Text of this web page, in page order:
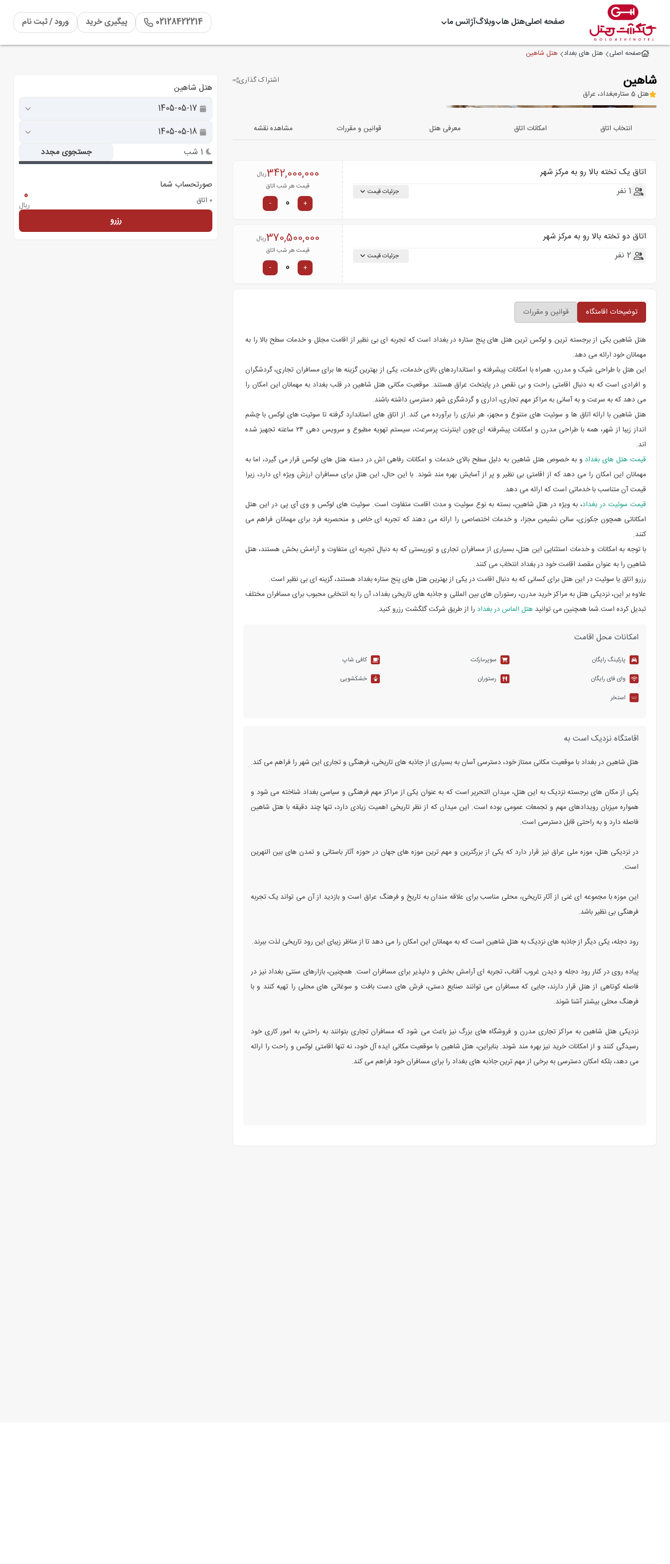
صفحه اصلیهتل ها وبلاگآژانس ما 02128422214 پیگیری خرید ورود / ثبت نام
صفحه اصلی هتل های بغداد هتل شاهین
شاهین
هتل 5 ستاره بغداد، عراق
اشتراک گذاری
انتخاب اتاق امکانات اتاق معرفی هتل قوانین و مقررات مشاهده نقشه
اتاق یک تخته بالا رو به مرکز شهر
1 نفر
جزئیات قیمت
342,000,000ریال
قیمت هر شب اتاق
+
-
اتاق دو تخته بالا رو به مرکز شهر
2 نفر
جزئیات قیمت
370,500,000ریال
قیمت هر شب اتاق
+
-
توضیحات اقامتگاه قوانین و مقررات
هتل شاهین یکی از برجسته ترین و لوکس ترین هتل های پنج ستاره در بغداد است که تجربه ای بی نظیر از اقامت مجلل و خدمات سطح بالا را به
مهمانان خود ارائه می دهد.
این هتل با طراحی شیک و مدرن، همراه با امکانات پیشرفته و استانداردهای بالای خدمات، یکی از بهترین گزینه ها برای مسافران تجاری، گردشگران
و افرادی است که به دنبال اقامتی راحت و بی نقص در پایتخت عراق هستند. موقعیت مکانی هتل شاهین در قلب بغداد به مهمانان این امکان را
می دهد که به سرعت و به آسانی به مراکز مهم تجاری، اداری و گردشگری شهر دسترسی داشته باشند.
هتل شاهین با ارائه اتاق ها و سوئیت های متنوع و مجهز، هر نیازی را برآورده می کند. از اتاق های استاندارد گرفته تا سوئیت های لوکس با چشم
انداز زیبا از شهر، همه با طراحی مدرن و امکانات پیشرفته ای چون اینترنت پرسرعت، سیستم تهویه مطبوع و سرویس دهی ۲۴ ساعته تجهیز شده
اند.
قیمت هتل های بغدادو به خصوص هتل شاهین به دلیل سطح بالای خدمات و امکانات رفاهی اش در دسته هتل های لوکس قرار می گیرد، اما به
مهمانان این امکان را می دهد که از اقامتی بی نظیر و پر از آسایش بهره مند شوند. با این حال، این هتل برای مسافران ارزش ویژه ای دارد، زیرا
قیمت آن متناسب با خدماتی است که ارائه می دهد.
قیمت سوئیت در بغداد، به ویژه در هتل شاهین، بسته به نوع سوئیت و مدت اقامت متفاوت است. سوئیت های لوکس و وی آی پی در این هتل
امکاناتی همچون جکوزی، سالن نشیمن مجزا، و خدمات اختصاصی را ارائه می دهند که تجربه ای خاص و منحصربه فرد برای مهمانان فراهم می
کنند.
با توجه به امکانات و خدمات استثنایی این هتل، بسیاری از مسافران تجاری و توریستی که به دنبال تجربه ای متفاوت و آرامش بخش هستند، هتل
شاهین را به عنوان مقصد اقامت خود در بغداد انتخاب می کنند.
رزرو اتاق یا سوئیت در این هتل برای کسانی که به دنبال اقامت در یکی از بهترین هتل های پنج ستاره بغداد هستند، گزینه ای بی نظیر است.
علاوه بر این، نزدیکی هتل به مراکز خرید مدرن، رستوران های بین المللی و جاذبه های تاریخی بغداد، آن را به انتخابی محبوب برای مسافران مختلف
تبدیل کرده است.شما همچنین می توانید هتل الماس در بغداد را از طریق شرکت گلگشت رزرو کنید.
امکانات محل اقامت
پارکینگ رایگان سوپرمارکت
کافی شاپ
وای فای رایگان
رستوران
خشکشویی
استخر
اقامتگاه نزدیک است به
هتل شاهین در بغداد با موقعیت مکانی ممتاز خود، دسترسی آسان به بسیاری از جاذبه های تاریخی، فرهنگی و تجاری این شهر را فراهم می کند.
یکی از مکان های برجسته نزدیک به این هتل، میدان التحریر است که به عنوان یکی از مراکز مهم فرهنگی و سیاسی بغداد شناخته می شود و
همواره میزبان رویدادهای مهم و تجمعات عمومی بوده است. این میدان که از نظر تاریخی اهمیت زیادی دارد، تنها چند دقیقه با هتل شاهین
فاصله دارد و به راحتی قابل دسترسی است.
در نزدیکی هتل، موزه ملی عراق نیز قرار دارد که یکی از بزرگترین و مهم ترین موزه های جهان در حوزه آثار باستانی و تمدن های بین النهرین
است.
این موزه با مجموعه ای غنی از آثار تاریخی، محلی مناسب برای علاقه مندان به تاریخ و فرهنگ عراق است و بازدید از آن می تواند یک تجربه
فرهنگی بی نظیر باشد.
رود دجله، یکی دیگر از جاذبه های نزدیک به هتل شاهین است که به مهمانان این امکان را می دهد تا از مناظر زیبای این رود تاریخی لذت ببرند.
پیاده روی در کنار رود دجله و دیدن غروب آفتاب، تجربه ای آرامش بخش و دلپذیر برای مسافران است. همچنین، بازارهای سنتی بغداد نیز در
فاصله کوتاهی از هتل قرار دارند، جایی که مسافران می توانند صنایع دستی، فرش های دست بافت و سوغاتی های محلی را تهیه کنند و با
فرهنگ محلی بیشتر آشنا شوند.
نزدیکی هتل شاهین به مراکز تجاری مدرن و فروشگاه های بزرگ نیز باعث می شود که مسافران تجاری بتوانند به راحتی به امور کاری خود
رسیدگی کنند و از امکانات خرید نیز بهره مند شوند. بنابراین، هتل شاهین با موقعیت مکانی ایده آل خود، نه تنها اقامتی لوکس و راحت را ارائه
می دهد، بلکه امکان دسترسی به برخی از مهم ترین جاذبه های بغداد را برای مسافران خود فراهم می کند.
هتل شاهین
1 شب جستجوی مجدد
صورتحساب شما
0 اتاق 0
ریال
رزرو